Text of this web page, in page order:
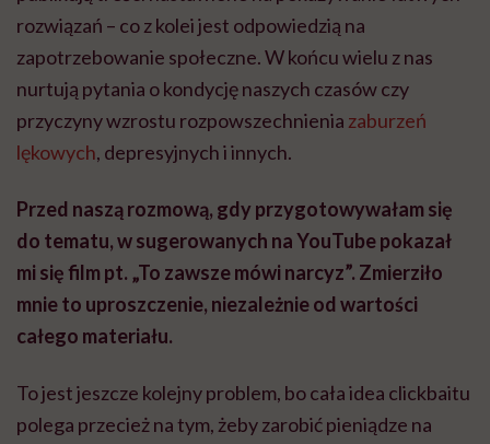
rozwiązań – co z kolei jest odpowiedzią na
zapotrzebowanie społeczne. W końcu wielu z nas
nurtują pytania o kondycję naszych czasów czy
przyczyny wzrostu rozpowszechnienia zaburzeń
lękowych, depresyjnych i innych.
Przed naszą rozmową, gdy przygotowywałam się
do tematu, w sugerowanych na YouTube pokazał
mi się film pt. „To zawsze mówi narcyz”. Zmierziło
mnie to uproszczenie, niezależnie od wartości
całego materiału.
To jest jeszcze kolejny problem, bo cała idea clickbaitu
polega przecież na tym, żeby zarobić pieniądze na